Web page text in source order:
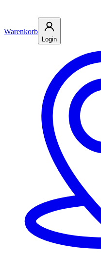
Warenkorb
Login